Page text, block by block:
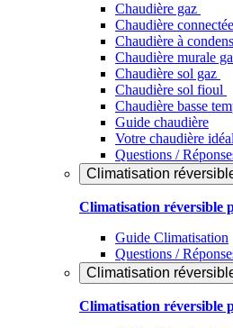
Chaudière gaz
Chaudière connectée
Chaudière à
Chaudière murale
Chaudière sol gaz
Chaudière sol fioul
Chaudière basse
Guide chaudière
Votre chaudière
Questions /
Climatisation
Climatisation réversible
Guide Climatisation
Questions /
Climatisation
Climatisation réversible